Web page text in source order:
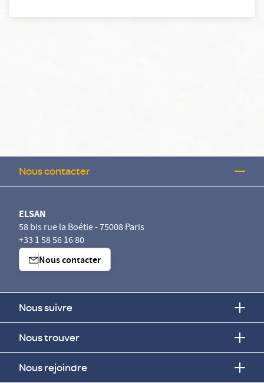
Nous contacter
ELSAN
58 bis rue la Boétie - 75008 Paris
+33 1 58 56 16 80
Nous contacter
Nous suivre
Nous trouver
Nous rejoindre